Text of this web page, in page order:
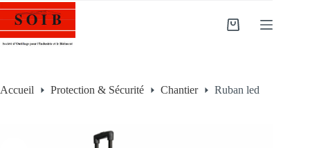
Accueil Protection & Sécurité Chantier Ruban led